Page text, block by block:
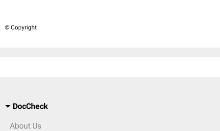
© Copyright
DocCheck
About Us